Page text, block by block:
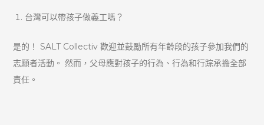
台灣可以帶孩子做義工嗎？
是的！ SALT Collectiv 歡迎並鼓勵所有年齡段的孩子參加我們的
志願者活動。 然而，父母應對孩子的行為、行為和行踪承擔全部
責任。